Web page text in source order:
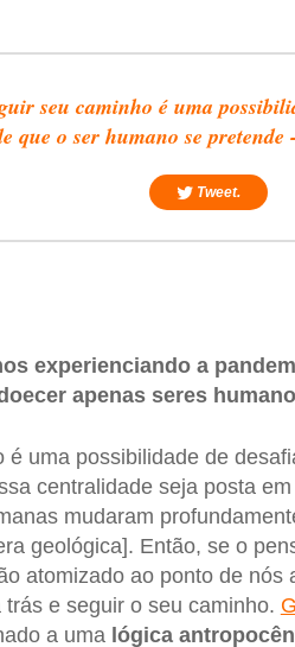
seu caminho é uma
que o ser humano se
Tweet.
experienciando a
apenas seres
uma possibilidade de
centralidade seja posta
mudaram
geológica]. Então, se o
atomizado ao ponto de nós
e seguir o seu caminho.
a uma lógica